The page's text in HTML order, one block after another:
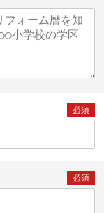
必須
必須